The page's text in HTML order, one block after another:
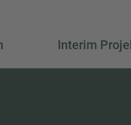
Interim